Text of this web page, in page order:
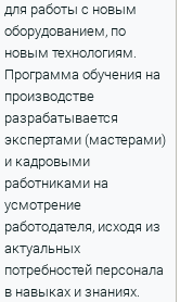
для работы с новым
оборудованием, по
новым технологиям.
Программа обучения на
производстве
разрабатывается
экспертами (мастерами)
и кадровыми
работниками на
усмотрение
работодателя, исходя из
актуальных
потребностей персонала
в навыках и знаниях.